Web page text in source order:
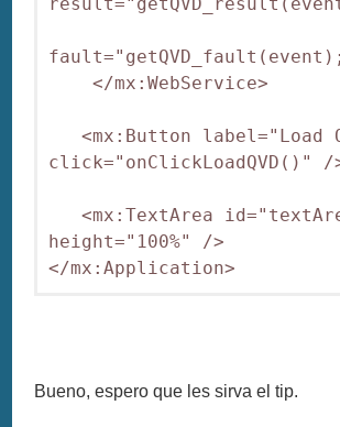
</mx:WebService>
<mx:Button label="Load
click="onClickLoadQVD()" /
<mx:TextArea
height="100%" />
</mx:Application>
Bueno, espero que les sirva el tip.